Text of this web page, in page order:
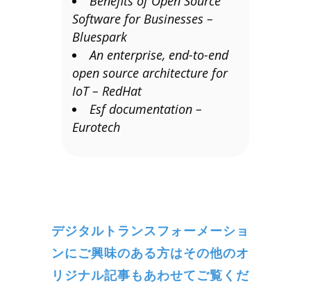
Software for Businesses –
Bluespark
An enterprise, end-to-end
open source architecture for
IoT – RedHat
Esf documentation –
Eurotech
デジタルトランスフォーメーショ
ンにご興味のある方はその他のオ
リジナル記事もあわせてご覧くだ